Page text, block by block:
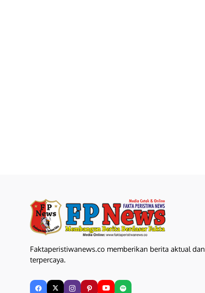
Faktaperistiwanews.co memberikan berita aktual dan
terpercaya.